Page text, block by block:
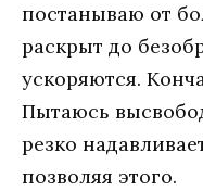
постанываю от
раскрыт до
ускоряются.
Пытаюсь
резко
позволяя этого.